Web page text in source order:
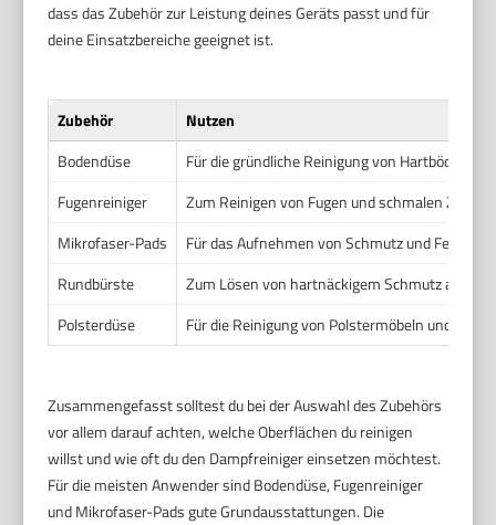
dass das Zubehör zur Leistung deines Geräts passt und für
deine Einsatzbereiche geeignet ist.
Zubehör
Nutzen
Bodendüse
Für die gründliche Reinigung von Hartböden
Fugenreiniger
Zum Reinigen von Fugen und schmalen
Mikrofaser-Pads
Für das Aufnehmen von Schmutz und
Rundbürste
Zum Lösen von hartnäckigem Schmutz auf
Polsterdüse
Für die Reinigung von Polstermöbeln und
Zusammengefasst solltest du bei der Auswahl des Zubehörs
vor allem darauf achten, welche Oberflächen du reinigen
willst und wie oft du den Dampfreiniger einsetzen möchtest.
Für die meisten Anwender sind Bodendüse, Fugenreiniger
und Mikrofaser-Pads gute Grundausstattungen. Die